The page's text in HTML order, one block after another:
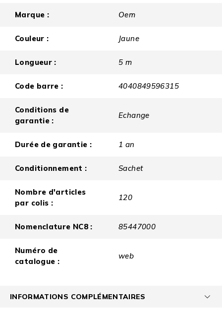
Marque : Oem
Couleur : Jaune
Longueur : 5 m
Code barre : 4040849596315
Conditions de
garantie :
Echange
Durée de garantie : 1 an
Conditionnement : Sachet
Nombre d'articles
par colis :
120
Nomenclature NC8 : 85447000
Numéro de
catalogue :
web
INFORMATIONS COMPLÉMENTAIRES